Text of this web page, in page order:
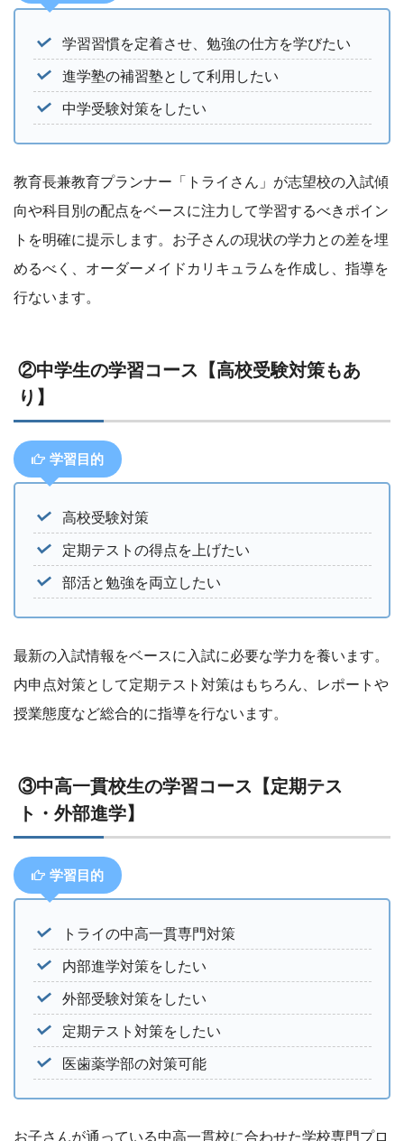
学習習慣を定着させ、勉強の仕方を学びたい
進学塾の補習塾として利用したい
中学受験対策をしたい
教育長兼教育プランナー「トライさん」が志望校の入試傾
向や科目別の配点をベースに注力して学習するべきポイン
トを明確に提示します。お子さんの現状の学力との差を埋
めるべく、オーダーメイドカリキュラムを作成し、指導を
行ないます。
②中学生の学習コース【高校受験対策もあ
り】
学習目的
高校受験対策
定期テストの得点を上げたい
部活と勉強を両立したい
最新の入試情報をベースに入試に必要な学力を養います。
内申点対策として定期テスト対策はもちろん、レポートや
授業態度など総合的に指導を行ないます。
③中高一貫校生の学習コース【定期テス
ト・外部進学】
学習目的
トライの中高一貫専門対策
内部進学対策をしたい
外部受験対策をしたい
定期テスト対策をしたい
医歯薬学部の対策可能
お子さんが通っている中高一貫校に合わせた学校専門プロ